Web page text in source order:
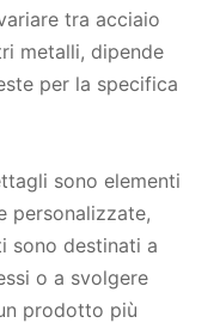
tra acciaio
metalli, dipende
per la specifica
sono elementi
personalizzate,
sono destinati a
o a svolgere
prodotto più